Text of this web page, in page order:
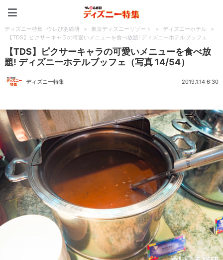
ディズニー特集 -ウレぴあ総研 > 東京ディズニーリゾート > ディズニーホテル
>
【TDS】ピクサーキャラの可愛いメニューを食べ放題! ディズニーホテルブッフェ
【TDS】ピクサーキャラの可愛いメニューを食べ放
題! ディズニーホテルブッフェ（写真 14/54）
ディズニー特集 2019.1.14 6:30